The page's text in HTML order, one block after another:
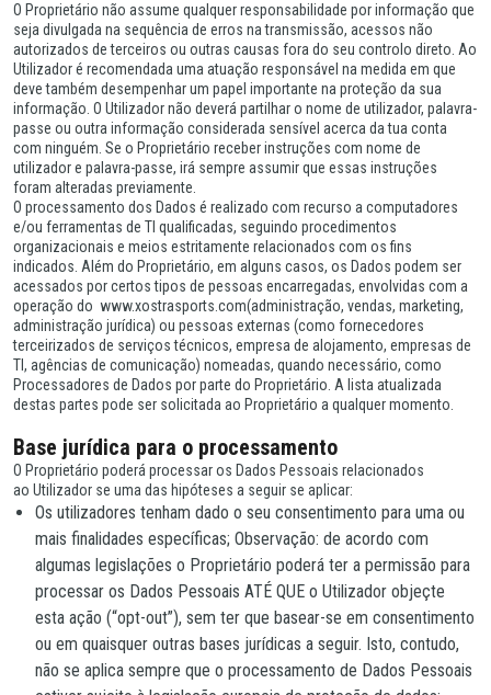
O Proprietário não assume qualquer responsabilidade por informação que
seja divulgada na sequência de erros na transmissão, acessos não
autorizados de terceiros ou outras causas fora do seu controlo direto. Ao
Utilizador é recomendada uma atuação responsável na medida em que
deve também desempenhar um papel importante na proteção da sua
informação. O Utilizador não deverá partilhar o nome de utilizador, palavra-
passe ou outra informação considerada sensível acerca da tua conta
com ninguém. Se o Proprietário receber instruções com nome de
utilizador e palavra-passe, irá sempre assumir que essas instruções
foram alteradas previamente.
O processamento dos Dados é realizado com recurso a computadores
e/ou ferramentas de TI qualificadas, seguindo procedimentos
organizacionais e meios estritamente relacionados com os fins
indicados. Além do Proprietário, em alguns casos, os Dados podem ser
acessados por certos tipos de pessoas encarregadas, envolvidas com a
operação do www.xostrasports.com(administração, vendas, marketing,
administração jurídica) ou pessoas externas (como fornecedores
terceirizados de serviços técnicos, empresa de alojamento, empresas de
TI, agências de comunicação) nomeadas, quando necessário, como
Processadores de Dados por parte do Proprietário. A lista atualizada
destas partes pode ser solicitada ao Proprietário a qualquer momento.
Base jurídica para o processamento
O Proprietário poderá processar os Dados Pessoais relacionados
ao Utilizador se uma das hipóteses a seguir se aplicar:
Os utilizadores tenham dado o seu consentimento para uma ou
mais finalidades específicas; Observação: de acordo com
algumas legislações o Proprietário poderá ter a permissão para
processar os Dados Pessoais ATÉ QUE o Utilizador objeçte
esta ação (“opt-out”), sem ter que basear-se em consentimento
ou em quaisquer outras bases jurídicas a seguir. Isto, contudo,
não se aplica sempre que o processamento de Dados Pessoais